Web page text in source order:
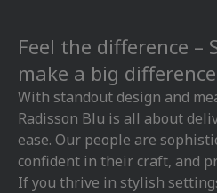
Feel the difference –
make a big difference
With standout design and
Radisson Blu is all about
ease. Our people are
confident in their craft, and
If you thrive in stylish